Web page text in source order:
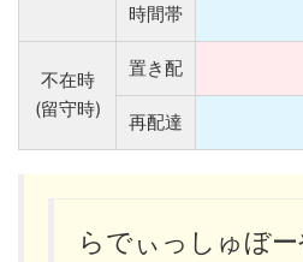
時間帯
不在時
(留守時)
置き配
再配達
らでぃっしゅぼ